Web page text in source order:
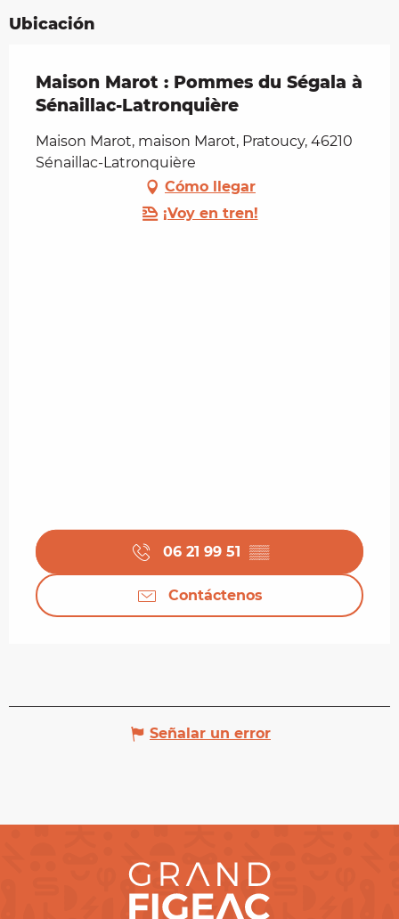
Ubicación
Maison Marot : Pommes du Ségala à
Sénaillac-Latronquière
Maison Marot, maison Marot, Pratoucy, 46210
Sénaillac-Latronquière
Cómo llegar
¡Voy en tren!
06 21 99 51 ▒▒
Contáctenos
Señalar un error